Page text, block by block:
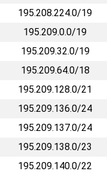
195.208.224.0/19
195.209.0.0/19
195.209.32.0/19
195.209.64.0/18
195.209.128.0/21
195.209.136.0/24
195.209.137.0/24
195.209.138.0/23
195.209.140.0/22